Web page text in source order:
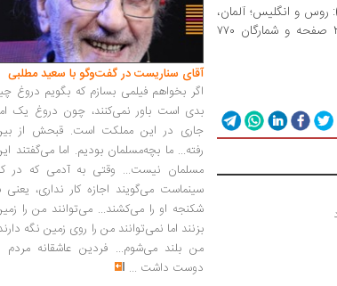
نخستِ تاریخچه سه‌سال و نیمه ما و جنگ (۱۹۱۷-۱۹۱۴): روس و انگلیس؛ آلمان،
عثمانی و ایران را نشر شیرازه در اردیبهشت ۱۳۹۹، در ۳۰۶ صفحه و شمارگان ۷۷۰
آقای سناریست در گفت‌وگو با سعید مطلبی
اگر بخواهم فیلمی بسازم که بگویم دروغ
بدی است باور نمی‌کنند، چون دروغ یک
جاری در این مملکت است. قبحش از
رفته... ما بچه‌مسلمان بودیم. اما می‌گفتند
مسلمان نیست... وقتی به آدمی که در
سینماست می‌گویند اجازه کار نداری، یعنی
شکنجه او را می‌کشند... می‌توانند من را
بزنند اما نمی‌توانند من را روی زمین نگه
من بلند می‌شوم... فردین عاشقانه مردم
دوست داشت ...